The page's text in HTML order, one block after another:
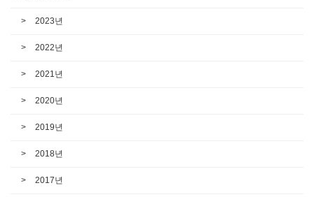
2023년
2022년
2021년
2020년
2019년
2018년
2017년